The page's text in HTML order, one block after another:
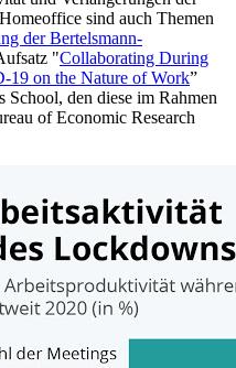
sind auch Themen
der Bertelsmann-
"Collaborating During
19 on the Nature of Work”
School, den diese im Rahmen
of Economic Research